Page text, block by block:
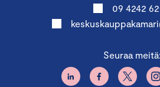
09 4242
Seuraa meitä: